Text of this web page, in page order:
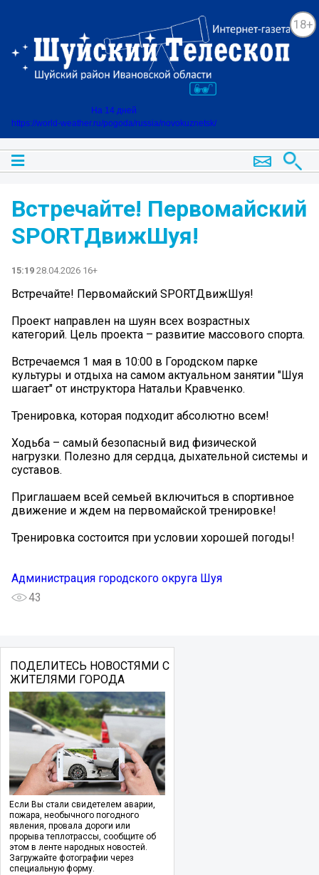
18+
На 14 дней
https://world-weather.ru/pogoda/russia/novokuznetsk/
Встречайте! Первомайский
SPORTДвижШуя!
15:19 28.04.2026 16+
Встречайте! Первомайский SPORTДвижШуя!
Проект направлен на шуян всех возрастных
категорий. Цель проекта – развитие массового спорта.
Встречаемся 1 мая в 10:00 в Городском парке
культуры и отдыха на самом актуальном занятии "Шуя
шагает" от инструктора Натальи Кравченко.
Тренировка, которая подходит абсолютно всем!
Ходьба – самый безопасный вид физической
нагрузки. Полезно для сердца, дыхательной системы и
суставов.
Приглашаем всей семьей включиться в спортивное
движение и ждем на первомайской тренировке!
Тренировка состоится при условии хорошей погоды!
Администрация городского округа Шуя
43
ПОДЕЛИТЕСЬ НОВОСТЯМИ С
ЖИТЕЛЯМИ ГОРОДА
Если Вы стали свидетелем аварии,
пожара, необычного погодного
явления, провала дороги или
прорыва теплотрассы, сообщите об
этом в ленте народных новостей.
Загружайте фотографии через
специальную форму.